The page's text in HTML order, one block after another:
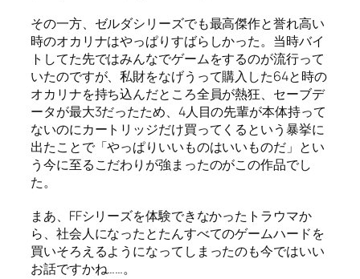
その一方、ゼルダシリーズでも最高傑作と誉れ高い
時のオカリナはやっぱりすばらしかった。当時バイ
トしてた先ではみんなでゲームをするのが流行って
いたのですが、私財をなげうって購入した64と時の
オカリナを持ち込んだところ全員が熱狂、セーブデ
ータが最大3だったため、4人目の先輩が本体持って
ないのにカートリッジだけ買ってくるという暴挙に
出たことで「やっぱりいいものはいいものだ」とい
う今に至るこだわりが強まったのがこの作品でし
た。
まあ、FFシリーズを体験できなかったトラウマか
ら、社会人になったとたんすべてのゲームハードを
買いそろえるようになってしまったのも今ではいい
お話ですかね……。